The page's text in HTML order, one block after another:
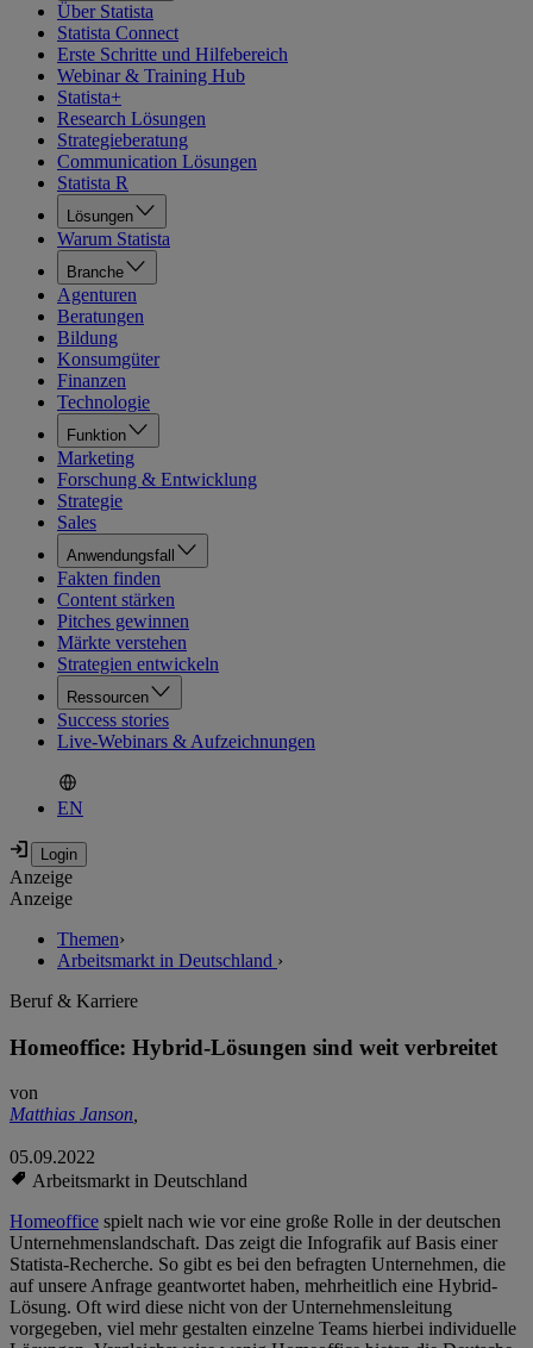
Über Statista
Statista Connect
Erste Schritte und Hilfebereich
Webinar & Training Hub
Statista+
Research Lösungen
Strategieberatung
Communication Lösungen
Statista R
Lösungen
Warum Statista
Branche
Agenturen
Beratungen
Bildung
Konsumgüter
Finanzen
Technologie
Funktion
Marketing
Forschung & Entwicklung
Strategie
Sales
Anwendungsfall
Fakten finden
Content stärken
Pitches gewinnen
Märkte verstehen
Strategien entwickeln
Ressourcen
Success stories
Live-Webinars & Aufzeichnungen
EN
Anzeige
Anzeige
Themen›
Arbeitsmarkt in Deutschland ›
Beruf & Karriere
Homeoffice: Hybrid-Lösungen sind weit verbreitet
von
Matthias Janson,
05.09.2022
Arbeitsmarkt in Deutschland
Homeoffice spielt nach wie vor eine große Rolle in der deutschen
Unternehmenslandschaft. Das zeigt die Infografik auf Basis einer
Statista-Recherche. So gibt es bei den befragten Unternehmen, die
auf unsere Anfrage geantwortet haben, mehrheitlich eine Hybrid-
Lösung. Oft wird diese nicht von der Unternehmensleitung
vorgegeben, viel mehr gestalten einzelne Teams hierbei individuelle